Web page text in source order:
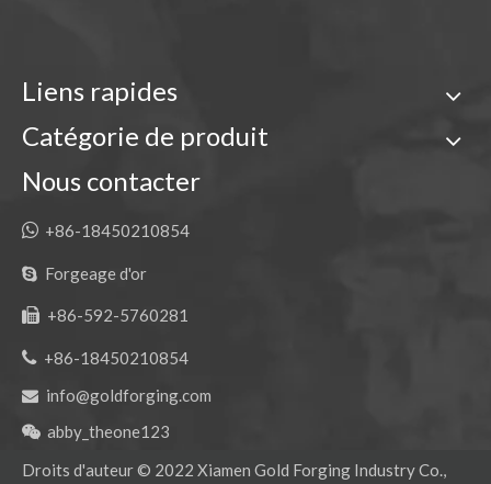
Liens rapides
Catégorie de produit
Nous contacter
 +86-18450210854
 Forgeage d'or
 +86-592-5760281
 +86-18450210854
 info@goldforging.com
 abby_theone123
Droits d'auteur © 2022 Xiamen Gold Forging Industry Co.,